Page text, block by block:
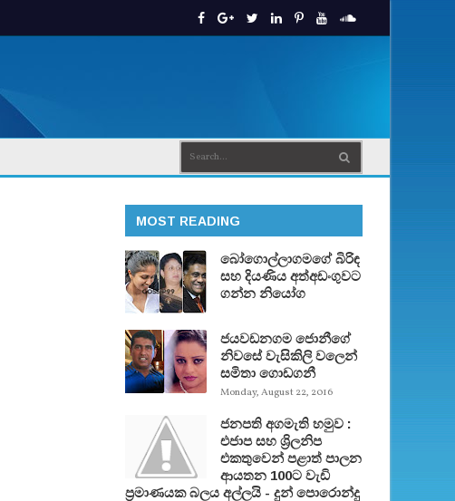
MOST READING
බෝගොල්ලාගමගේ බිරිඳ
සහ දියණිය අත්අඩංගුවට
ගන්න නියෝග
ජයවඩනගම ජොනීගේ
නිවසේ වැසිකිලි වලෙන්
සමිතා ගොඩගනී
Monday, August 22, 2016
ජනපති අගමැති හමුව :
එජාප සහ ශ්‍රිලනිප
එකතුවෙන් පළාත් පාලන
ආයතන 100ට වැඩි
ප්‍රමාණයක බලය අල්ලයි - දුන් පොරොන්දු